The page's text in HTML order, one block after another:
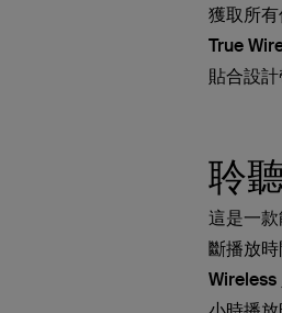
獲取所
True
貼合設
聆
這是一
斷播放
Wireless